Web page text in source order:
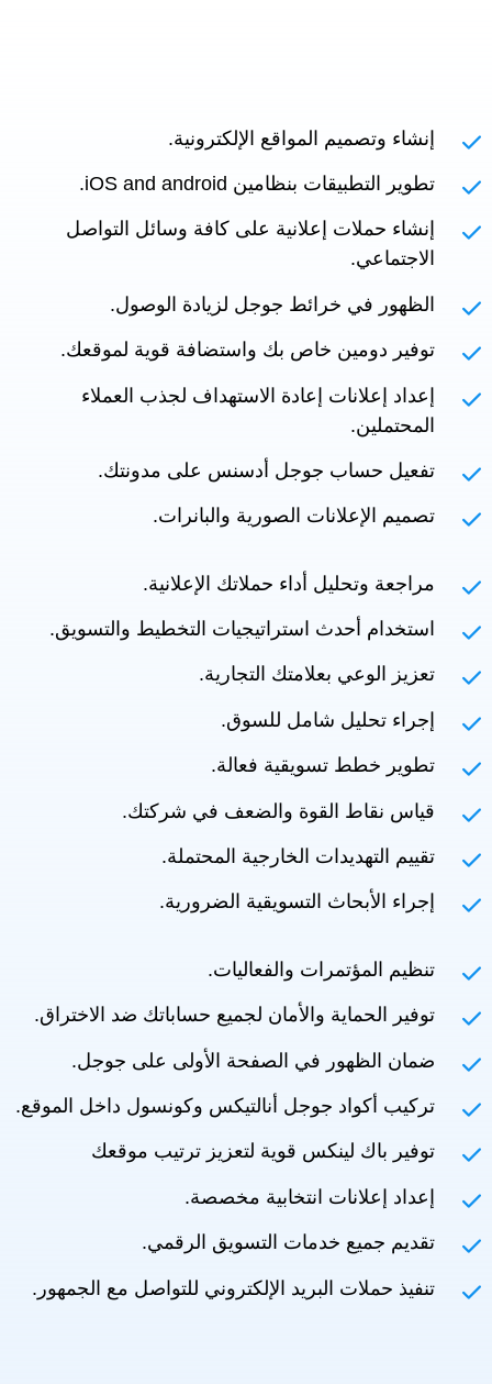
إنشاء وتصميم المواقع الإلكترونية.
تطوير التطبيقات بنظامين iOS and android.
إنشاء حملات إعلانية على كافة وسائل التواصل
الاجتماعي.
الظهور في خرائط جوجل لزيادة الوصول.
توفير دومين خاص بك واستضافة قوية لموقعك.
إعداد إعلانات إعادة الاستهداف لجذب العملاء
المحتملين.
تفعيل حساب جوجل أدسنس على مدونتك.
تصميم الإعلانات الصورية والبانرات.
مراجعة وتحليل أداء حملاتك الإعلانية.
استخدام أحدث استراتيجيات التخطيط والتسويق.
تعزيز الوعي بعلامتك التجارية.
إجراء تحليل شامل للسوق.
تطوير خطط تسويقية فعالة.
قياس نقاط القوة والضعف في شركتك.
تقييم التهديدات الخارجية المحتملة.
إجراء الأبحاث التسويقية الضرورية.
تنظيم المؤتمرات والفعاليات.
توفير الحماية والأمان لجميع حساباتك ضد الاختراق.
ضمان الظهور في الصفحة الأولى على جوجل.
تركيب أكواد جوجل أنالتيكس وكونسول داخل الموقع.
توفير باك لينكس قوية لتعزيز ترتيب موقعك
إعداد إعلانات انتخابية مخصصة.
تقديم جميع خدمات التسويق الرقمي.
تنفيذ حملات البريد الإلكتروني للتواصل مع الجمهور.